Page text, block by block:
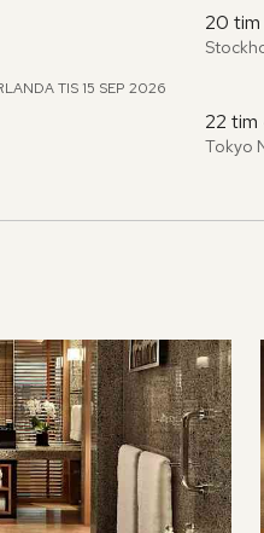
20 tim
Från:
,till:
TIS 15 SEP 2026
22 tim
Från:
Tokyo
, till: